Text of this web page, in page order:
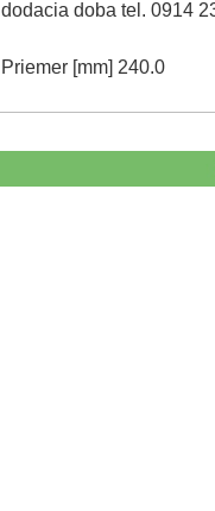
dodacia doba tel. 0914
Priemer [mm] 240.0